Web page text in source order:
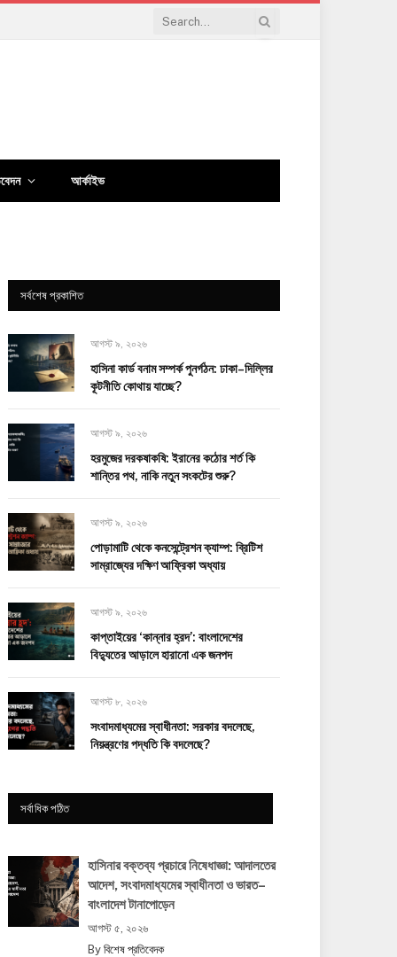
আর্কাইভ
সর্বশেষ প্রকাশিত
আগস্ট ৯, ২০২৬
হাসিনা কার্ড বনাম সম্পর্ক পুনর্গঠন: ঢাকা–দিল্লির
কূটনীতি কোথায় যাচ্ছে?
আগস্ট ৯, ২০২৬
হরমুজের দরকষাকষি: ইরানের কঠোর শর্ত কি
শান্তির পথ, নাকি নতুন সংকটের শুরু?
আগস্ট ৯, ২০২৬
পোড়ামাটি থেকে কনসেন্ট্রেশন ক্যাম্প: ব্রিটিশ
সাম্রাজ্যের দক্ষিণ আফ্রিকা অধ্যায়
আগস্ট ৯, ২০২৬
কাপ্তাইয়ের ‘কান্নার হ্রদ’: বাংলাদেশের
বিদ্যুতের আড়ালে হারানো এক জনপদ
আগস্ট ৮, ২০২৬
সংবাদমাধ্যমের স্বাধীনতা: সরকার বদলেছে,
নিয়ন্ত্রণের পদ্ধতি কি বদলেছে?
সর্বাধিক পঠিত
হাসিনার বক্তব্য প্রচারে নিষেধাজ্ঞা: আদালতের
আদেশ, সংবাদমাধ্যমের স্বাধীনতা ও ভারত–
বাংলাদেশ টানাপোড়েন
আগস্ট ৫, ২০২৬
By বিশেষ প্রতিবেদক